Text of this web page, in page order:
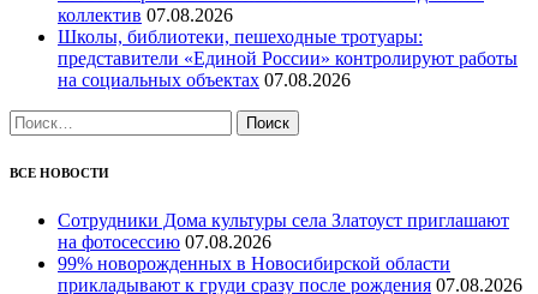
коллектив 07.08.2026
Школы, библиотеки, пешеходные тротуары:
представители «Единой России» контролируют работы
на социальных объектах 07.08.2026
Найти:
ВСЕ НОВОСТИ
Сотрудники Дома культуры села Златоуст приглашают
на фотосессию 07.08.2026
99% новорожденных в Новосибирской области
прикладывают к груди сразу после рождения 07.08.2026